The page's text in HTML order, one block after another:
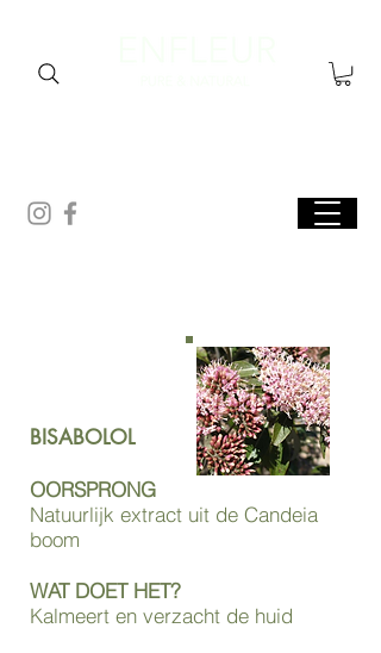
BISABOLOL
OORSPRONG
Natuurlijk extract uit de Candeia
boom
WAT DOET HET?
Kalmeert en verzacht de huid